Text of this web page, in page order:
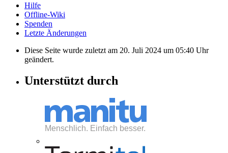
Hilfe
Offline-Wiki
Spenden
Letzte Änderungen
Diese Seite wurde zuletzt am 20. Juli 2024 um 05:40 Uhr
geändert.
Unterstützt durch